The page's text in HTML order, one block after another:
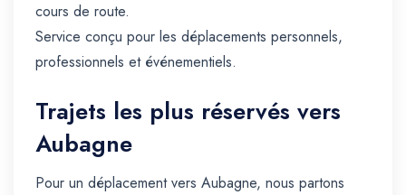
cours de route.
Service conçu pour les déplacements personnels,
professionnels et événementiels.
Trajets les plus réservés vers
Aubagne
Pour un déplacement vers Aubagne, nous partons